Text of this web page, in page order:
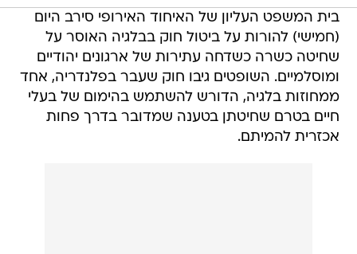
בית המשפט העליון של האיחוד האירופי סירב היום
(חמישי) להורות על ביטול חוק בבלגיה האוסר על
שחיטה כשרה כשדחה עתירות של ארגונים יהודיים
ומוסלמיים. השופטים גיבו חוק שעבר בפלנדריה, אחד
ממחוזות בלגיה, הדורש להשתמש בהימום של בעלי
חיים בטרם שחיטתן בטענה שמדובר בדרך פחות
אכזרית להמיתם.